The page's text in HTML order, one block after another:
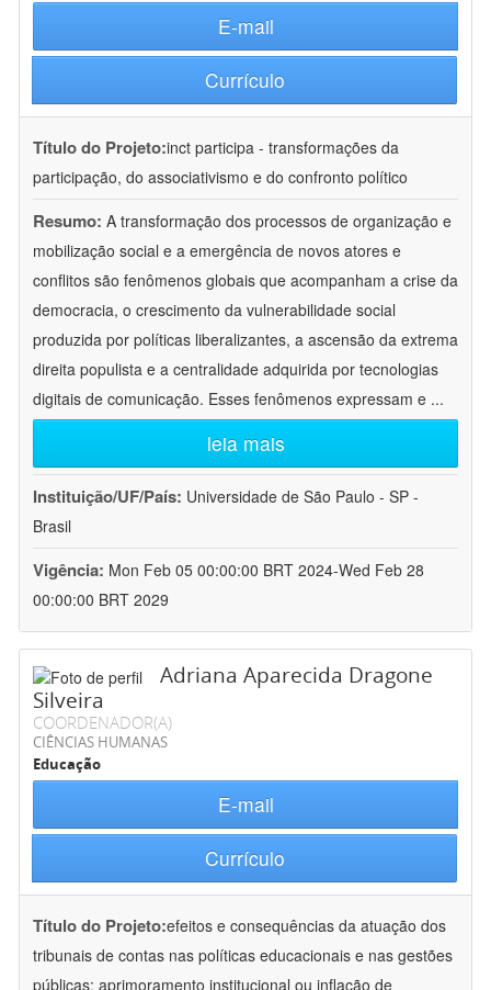
E-mail
Currículo
Título do Projeto:inct participa - transformações da
participação, do associativismo e do confronto político
Resumo: A transformação dos processos de organização e
mobilização social e a emergência de novos atores e
conflitos são fenômenos globais que acompanham a crise da
democracia, o crescimento da vulnerabilidade social
produzida por políticas liberalizantes, a ascensão da extrema
direita populista e a centralidade adquirida por tecnologias
digitais de comunicação. Esses fenômenos expressam e ...
leia mais
Instituição/UF/País: Universidade de São Paulo - SP -
Brasil
Vigência: Mon Feb 05 00:00:00 BRT 2024-Wed Feb 28
00:00:00 BRT 2029
Adriana Aparecida Dragone
Silveira
COORDENADOR(A)
CIÊNCIAS HUMANAS
Educação
E-mail
Currículo
Título do Projeto:efeitos e consequências da atuação dos
tribunais de contas nas políticas educacionais e nas gestões
públicas: aprimoramento institucional ou inflação de